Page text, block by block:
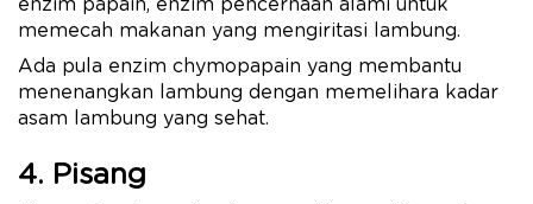
enzim papain, enzim pencernaan alami untuk
memecah makanan yang mengiritasi lambung.
Ada pula enzim chymopapain yang membantu
menenangkan lambung dengan memelihara kadar
asam lambung yang sehat.
4. Pisang